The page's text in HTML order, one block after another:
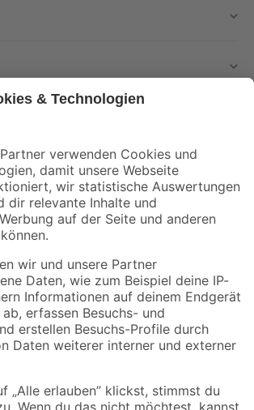
Angebote und Aktionen mehr verpassen!
Versandarten